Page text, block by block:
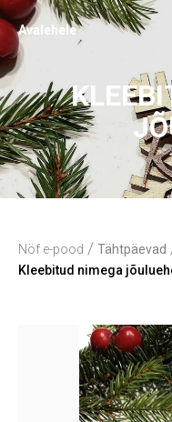
Avalehele
Nöf e-pood / Tähtpäevad
Kleebitud nimega